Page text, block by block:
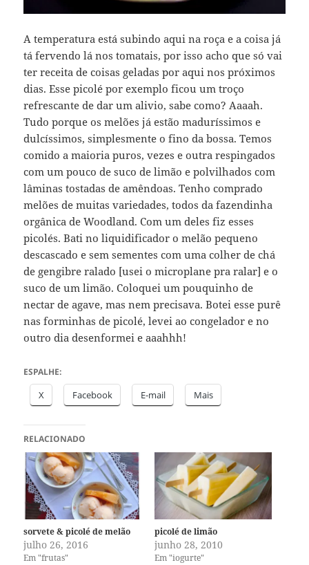
A temperatura está subindo aqui na roça e a coisa já
tá fervendo lá nos tomatais, por isso acho que só vai
ter receita de coisas geladas por aqui nos próximos
dias. Esse picolé por exemplo ficou um troço
refrescante de dar um alivio, sabe como? Aaaah.
Tudo porque os melões já estão maduríssimos e
dulcíssimos, simplesmente o fino da bossa. Temos
comido a maioria puros, vezes e outra respingados
com um pouco de suco de limão e polvilhados com
lâminas tostadas de amêndoas. Tenho comprado
melões de muitas variedades, todos da fazendinha
orgânica de Woodland. Com um deles fiz esses
picolés. Bati no liquidificador o melão pequeno
descascado e sem sementes com uma colher de chá
de gengibre ralado [usei o microplane pra ralar] e o
suco de um limão. Coloquei um pouquinho de
nectar de agave, mas nem precisava. Botei esse purê
nas forminhas de picolé, levei ao congelador e no
outro dia desenformei e aaahhh!
ESPALHE:
X Facebook E-mail Mais
RELACIONADO
sorvete & picolé de melão
julho 26, 2016
Em "frutas"
picolé de limão
junho 28, 2010
Em "iogurte"